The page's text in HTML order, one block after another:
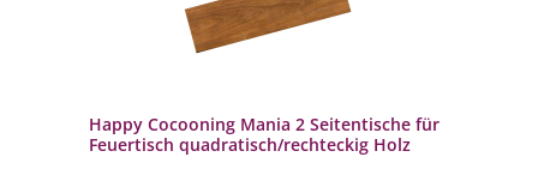
Happy Cocooning Mania 2 Seitentische für
Feuertisch quadratisch/rechteckig Holz